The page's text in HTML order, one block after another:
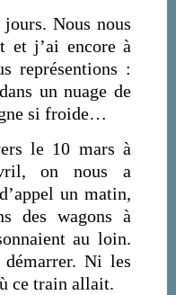
Nous nous
et j’ai encore à
représentions :
un nuage de
si froide…
le 10 mars à
on nous a
un matin,
des wagons à
au loin.
Ni les
ce train allait.